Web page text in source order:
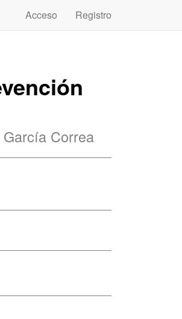
Acceso
Registro
Correa